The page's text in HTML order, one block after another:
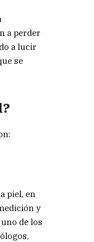
a perder
a lucir
se
piel, en
y
de los